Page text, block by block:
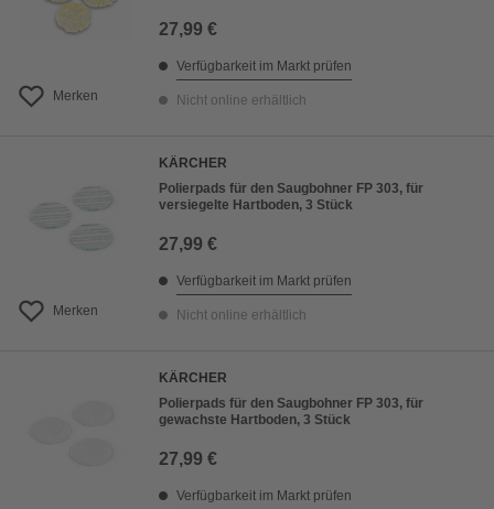
Merken
27,99 €
Verfügbarkeit im Markt prüfen
Nicht online erhältlich
Merken
KÄRCHER
Polierpads für den Saugbohner FP 303, für
versiegelte Hartboden, 3 Stück
27,99 €
Verfügbarkeit im Markt prüfen
Nicht online erhältlich
KÄRCHER
Polierpads für den Saugbohner FP 303, für
gewachste Hartboden, 3 Stück
27,99 €
Verfügbarkeit im Markt prüfen